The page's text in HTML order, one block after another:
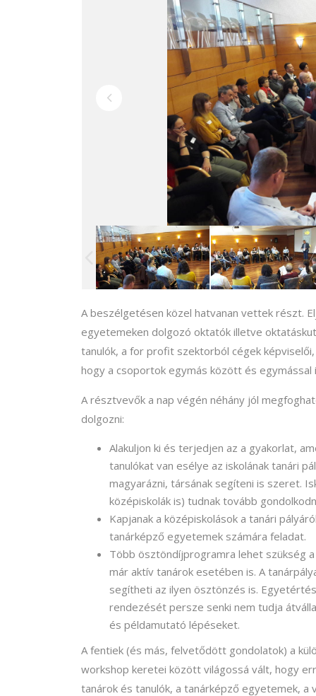
A beszélgetésen közel hatvanan vettek részt.
egyetemeken dolgozó oktatók illetve
tanulók, a for profit szektorból cégek
hogy a csoportok egymás között és
A résztvevők a nap végén néhány jól
dolgozni:
Alakuljon ki és terjedjen az a gyakorlat,
tanulókat van esélye az iskolának tanári
magyarázni, társának segíteni is szeret.
középiskolák is) tudnak tovább
Kapjanak a középiskolások a tanári
tanárképző egyetemek számára feladat.
Több ösztöndíjprogramra lehet szükség
már aktív tanárok esetében is. A
segítheti az ilyen ösztönzés is.
rendezését persze senki nem tudja
és példamutató lépéseket.
A fentiek (és más, felvetődött gondolatok) a
workshop keretei között világossá vált, hogy
tanárok és tanulók, a tanárképző egyetemek, a